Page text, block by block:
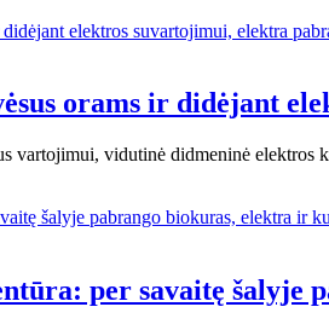
orams ir didėjant
vartojimui, vidutinė didmeninė
per savaitę šalyje